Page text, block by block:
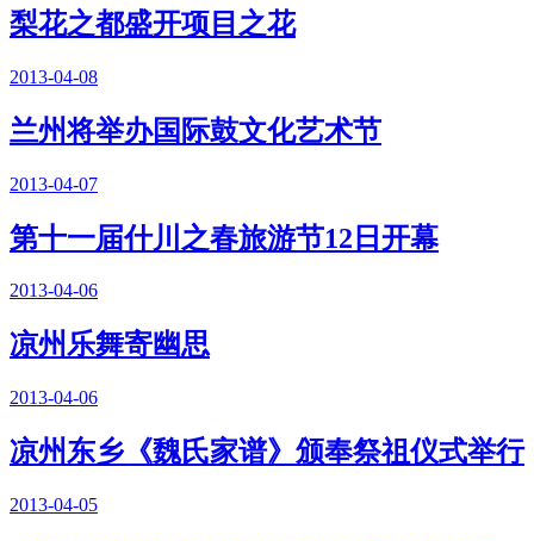
梨花之都盛开项目之花
2013-04-08
兰州将举办国际鼓文化艺术节
2013-04-07
第十一届什川之春旅游节12日开幕
2013-04-06
凉州乐舞寄幽思
2013-04-06
凉州东乡《魏氏家谱》颁奉祭祖仪式举行
2013-04-05